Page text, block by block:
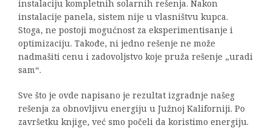
instalaciju kompletnih solarnih rešenja. Nakon
instalacije panela, sistem nije u vlasništvu kupca.
Stoga, ne postoji mogućnost za eksperimentisanje i
optimizaciju. Takođe, ni jedno rešenje ne može
nadmašiti cenu i zadovoljstvo koje pruža rešenje „uradi
sam“.
Sve što je ovde napisano je rezultat izgradnje našeg
rešenja za obnovljivu energiju u Južnoj Kaliforniji. Po
završetku knjige, već smo počeli da koristimo energiju.